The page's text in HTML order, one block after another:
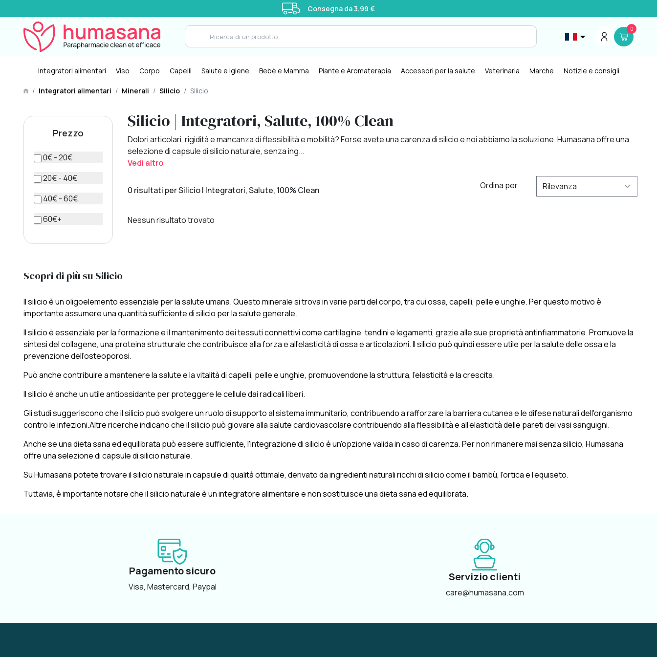
Consegna da 3,99 €
0
Integratori alimentari Viso Corpo Capelli Salute e Igiene Bebè e Mamma Piante e Aromaterapia Accessori per la salute Veterinaria Marche Notizie e consigli
/ Integratori alimentari / Minerali / Silicio / Silicio
Prezzo
0€ - 20€
20€ - 40€
40€ - 60€
60€+
Silicio | Integratori, Salute, 100% Clean
Dolori articolari, rigidità e mancanza di flessibilità e mobilità? Forse avete una carenza di silicio e noi abbiamo la soluzione. Humasana offre una
selezione di capsule di silicio naturale, senza ing...
Vedi altro
0 risultati per Silicio | Integratori, Salute, 100% Clean Ordina per
Nessun risultato trovato
Scopri di più su Silicio
Il silicio è un oligoelemento essenziale per la salute umana. Questo minerale si trova in varie parti del corpo, tra cui ossa, capelli, pelle e unghie. Per questo motivo è
importante assumere una quantità sufficiente di silicio per la salute generale.
Il silicio è essenziale per la formazione e il mantenimento dei tessuti connettivi come cartilagine, tendini e legamenti, grazie alle sue proprietà antinfiammatorie. Promuove la
sintesi del collagene, una proteina strutturale che contribuisce alla forza e all'elasticità di ossa e articolazioni. Il silicio può quindi essere utile per la salute delle ossa e la
prevenzione dell'osteoporosi.
Può anche contribuire a mantenere la salute e la vitalità di capelli, pelle e unghie, promuovendone la struttura, l'elasticità e la crescita.
Il silicio è anche un utile antiossidante per proteggere le cellule dai radicali liberi.
Gli studi suggeriscono che il silicio può svolgere un ruolo di supporto al sistema immunitario, contribuendo a rafforzare la barriera cutanea e le difese naturali dell'organismo
contro le infezioni.Altre ricerche indicano che il silicio può giovare alla salute cardiovascolare contribuendo alla flessibilità e all'elasticità delle pareti dei vasi sanguigni.
Anche se una dieta sana ed equilibrata può essere sufficiente, l'integrazione di silicio è un'opzione valida in caso di carenza. Per non rimanere mai senza silicio, Humasana
offre una selezione di capsule di silicio naturale.
Su Humasana potete trovare il silicio naturale in capsule di qualità ottimale, derivato da ingredienti naturali ricchi di silicio come il bambù, l'ortica e l'equiseto.
Tuttavia, è importante notare che il silicio naturale è un integratore alimentare e non sostituisce una dieta sana ed equilibrata.
Pagamento sicuro
Visa, Mastercard, Paypal
Servizio clienti
care@humasana.com